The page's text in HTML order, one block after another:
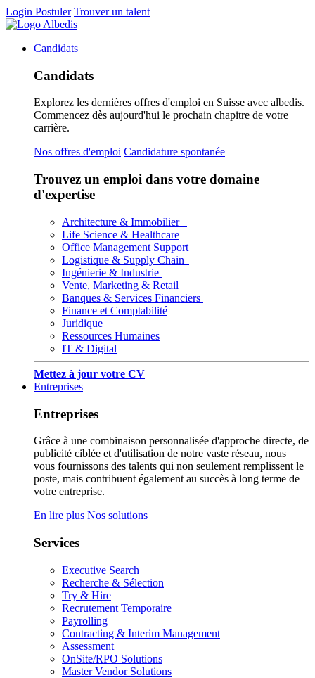
Login Postuler Trouver un talent
Candidats
Candidats
Explorez les dernières offres d'emploi en Suisse avec albedis.
Commencez dès aujourd'hui le prochain chapitre de votre
carrière.
Nos offres d'emploi Candidature spontanée
Trouvez un emploi dans votre domaine
d'expertise
Architecture & Immobilier
Life Science & Healthcare
Office Management Support
Logistique & Supply Chain
Ingénierie & Industrie
Vente, Marketing & Retail
Banques & Services Financiers
Finance et Comptabilité
Juridique
Ressources Humaines
IT & Digital
Mettez à jour votre CV
Entreprises
Entreprises
Grâce à une combinaison personnalisée d'approche directe, de
publicité ciblée et d'utilisation de notre vaste réseau, nous
vous fournissons des talents qui non seulement remplissent le
poste, mais contribuent également au succès à long terme de
votre entreprise.
En lire plus Nos solutions
Services
Executive Search
Recherche & Sélection
Try & Hire
Recrutement Temporaire
Payrolling
Contracting & Interim Management
Assessment
OnSite/RPO Solutions
Master Vendor Solutions